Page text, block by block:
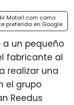
Motor1.com como
preferida en Google
a un pequeño
fabricante al
realizar una
el grupo
Reedus